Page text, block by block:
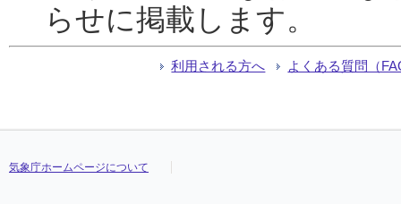
らせに掲載します。
利用される方へ よくある質問（
気象庁ホームページについて